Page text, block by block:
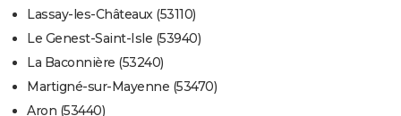
Lassay-les-Châteaux (53110)
Le Genest-Saint-Isle (53940)
La Baconnière (53240)
Martigné-sur-Mayenne (53470)
Aron (53440)